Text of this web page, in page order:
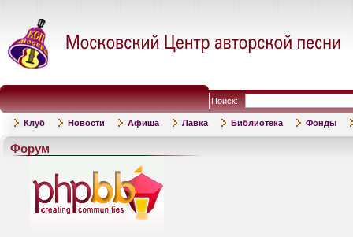
Поиск:
Клуб Новости Афиша Лавка Библиотека Фонды
Форум